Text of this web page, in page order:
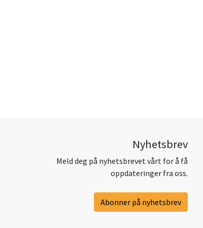
Nyhetsbrev
Meld deg på nyhetsbrevet vårt for å få
oppdateringer fra oss.
Abonner på nyhetsbrev